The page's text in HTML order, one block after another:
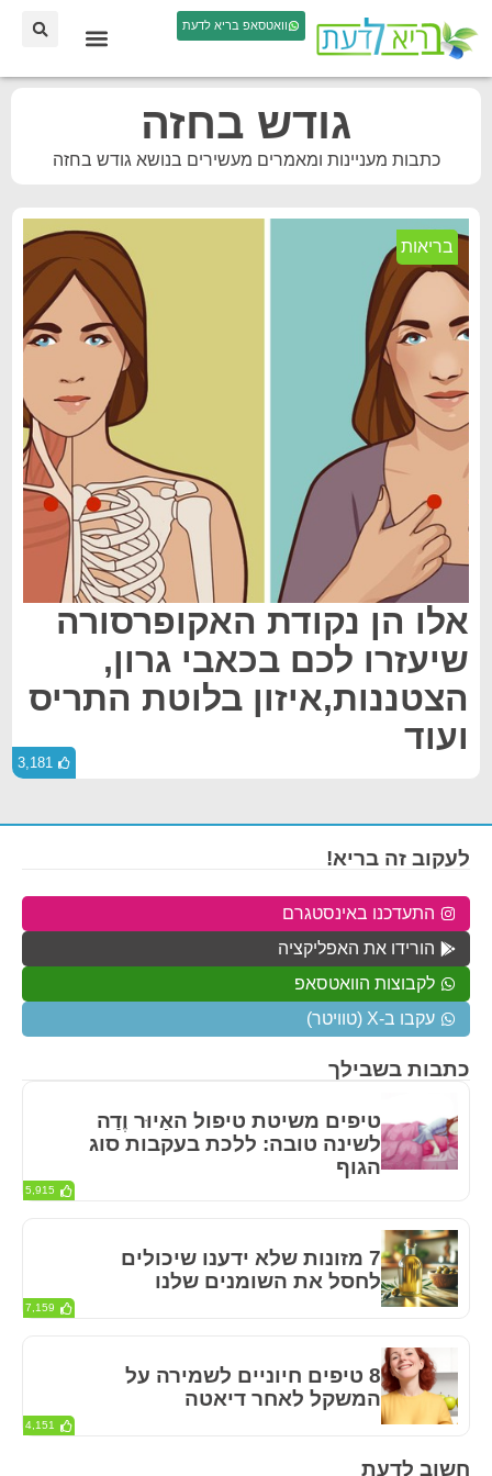
וואטסאפ בריא לדעת
גודש בחזה
כתבות מעניינות ומאמרים מעשירים בנושא גודש בחזה
בריאות
אלו הן נקודת האקופרסורה
שיעזרו לכם בכאבי גרון,
הצטננות,איזון בלוטת התריס
ועוד
3,181
חשוב לדעת
כתבות בשבילך
טיפים משיטת טיפול האַיוּר וֶדַה
לשינה טובה: ללכת בעקבות סוג
הגוף
5,915
7 מזונות שלא ידענו שיכולים
לחסל את השומנים שלנו
7,159
8 טיפים חיוניים לשמירה על
המשקל לאחר דיאטה
4,151
לעקוב זה בריא!
התעדכנו באינסטגרם
הורידו את האפליקציה
לקבוצות הוואטסאפ
עקבו ב-X (טוויטר)